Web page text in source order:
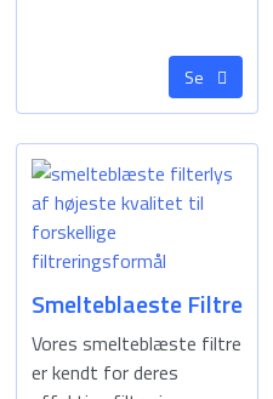
Se
Smelteblaeste Filtre
Vores smelteblæste filtre
er kendt for deres